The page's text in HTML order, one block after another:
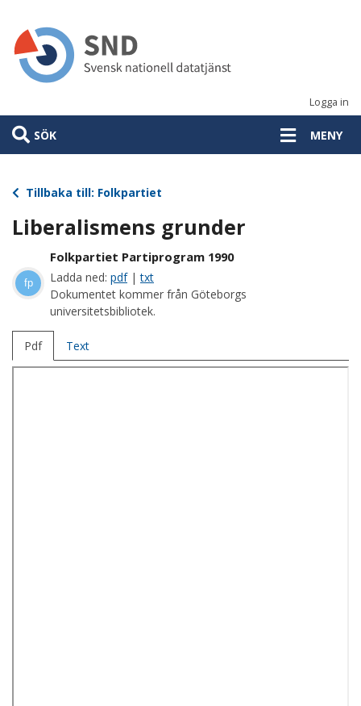
huvudinnehåll
Logga in
SÖK MENY
Tillbaka till: Folkpartiet
Liberalismens grunder
fp
Folkpartiet Partiprogram 1990
Ladda ned: pdf|txt
Dokumentet kommer från Göteborgs
universitetsbibliotek.
Pdf Text